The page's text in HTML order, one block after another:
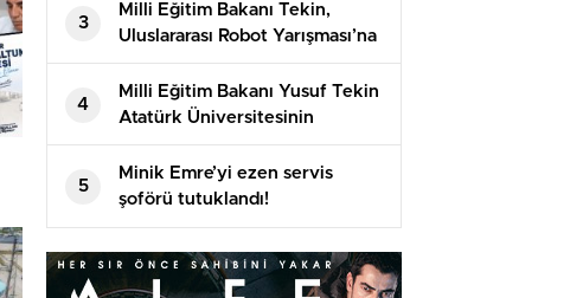
3
Milli Eğitim Bakanı Tekin,
Uluslararası Robot Yarışması’na
katılan öğrencilerle bir araya
geldi
4
Milli Eğitim Bakanı Yusuf Tekin
Atatürk Üniversitesinin
akademik yılı açılış töreninde
konuştu
5
Minik Emre’yi ezen servis
şoförü tutuklandı!